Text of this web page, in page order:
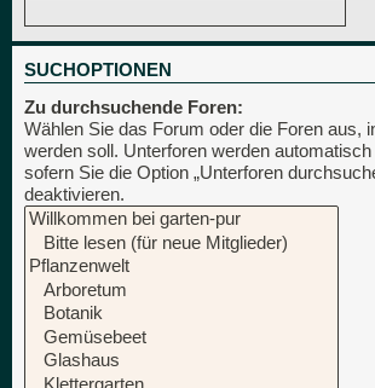
SUCHOPTIONEN
Zu durchsuchende Foren:
Wählen Sie das Forum oder die Foren aus,
werden soll. Unterforen werden
sofern Sie die Option „Unterforen
deaktivieren.